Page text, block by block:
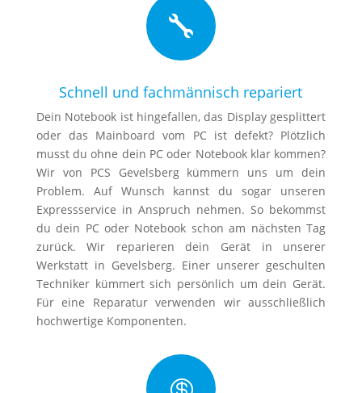

Schnell und fachmännisch repariert
Dein Notebook ist hingefallen, das Display gesplittert
oder das Mainboard vom PC ist defekt? Plötzlich
musst du ohne dein PC oder Notebook klar kommen?
Wir von PCS Gevelsberg kümmern uns um dein
Problem. Auf Wunsch kannst du sogar unseren
Expressservice in Anspruch nehmen. So bekommst
du dein PC oder Notebook schon am nächsten Tag
zurück. Wir reparieren dein Gerät in unserer
Werkstatt in Gevelsberg. Einer unserer geschulten
Techniker kümmert sich persönlich um dein Gerät.
Für eine Reparatur verwenden wir ausschließlich
hochwertige Komponenten.